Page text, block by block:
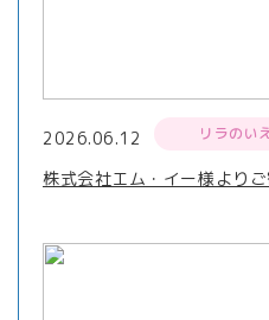
2026.06.12 リラのい
株式会社エム・イー様より